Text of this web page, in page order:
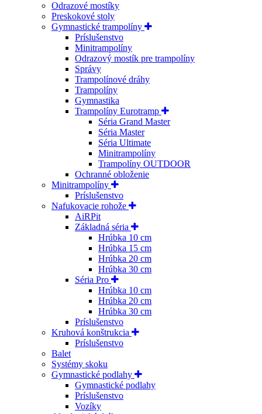
Odrazové mostíky
Preskokové stoly
Gymnastické trampolíny
Príslušenstvo
Minitrampolíny
Odrazový mostík pre trampolíny
Správy
Trampolínové dráhy
Trampolíny
Gymnastika
Trampolíny Eurotramp
Séria Grand Master
Séria Master
Séria Ultimate
Minitrampolíny
Trampolíny OUTDOOR
Ochranné obloženie
Minitrampolíny
Príslušenstvo
Nafukovacie rohože
AiRPit
Základná séria
Hrúbka 10 cm
Hrúbka 15 cm
Hrúbka 20 cm
Hrúbka 30 cm
Séria Pro
Hrúbka 10 cm
Hrúbka 20 cm
Hrúbka 30 cm
Príslušenstvo
Kruhová konštrukcia
Príslušenstvo
Balet
Systémy skoku
Gymnastické podlahy
Gymnastické podlahy
Príslušenstvo
Vozíky